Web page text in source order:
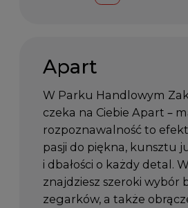
Apart
W Parku Handlowym
czeka na Ciebie Apart –
rozpoznawalność to efekt
pasji do piękna, kunsztu
i dbałości o każdy detal.
znajdziesz szeroki wybór
zegarków, a także